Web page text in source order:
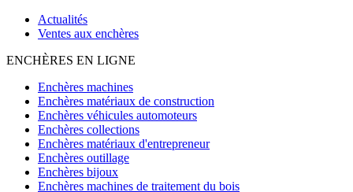
Actualités
Ventes aux enchères
ENCHÈRES EN LIGNE
Enchères machines
Enchères matériaux de construction
Enchères véhicules automoteurs
Enchères collections
Enchères matériaux d'entrepreneur
Enchères outillage
Enchères bijoux
Enchères machines de traitement du bois